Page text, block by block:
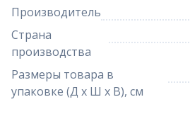
Производитель
Страна
производства
Размеры товара в
упаковке (Д х Ш х В), см